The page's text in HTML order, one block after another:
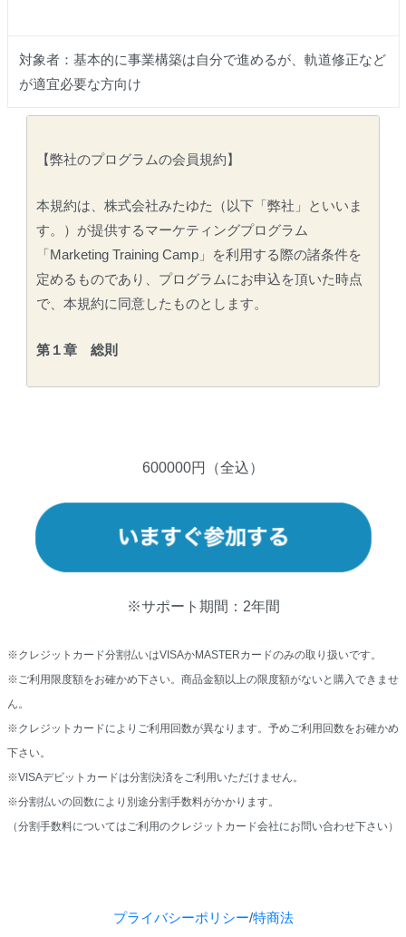
対象者：基本的に事業構築は自分で進めるが、軌道修正など
が適宜必要な方向け
【弊社のプログラムの会員規約】
本規約は、株式会社みたゆた（以下「弊社」といいま
す。）が提供するマーケティングプログラム
「Marketing Training Camp 」を利用する際の諸条件を
定めるものであり、プログラムにお申込を頂いた時点
で、本規約に同意したものとします。
第１章 総則
において成果を出すためのノウハウ提供を行い、会員
発揮するため、ビジネスを実施し、成功させるように
努めるものとします。なお、弊社はビジネスの結果を
保証するものではありません。
第２条（定義）
本規約において、次の用語はそれぞれ以下のように
定義します。
「本プログラム」とは、弊社が提供するマーケ
Camp 」をいい、マーケティング講座、コンサル
ティング講座及びプロデュース講座等を含むも
のとします。
「入会希望者」とは、会員となることを希望す
600000円（全込）
※サポート期間：2年間
※クレジットカード分割払いはVISAかMASTERカードのみの取り扱いです。
※ご利用限度額をお確かめ下さい。商品金額以上の限度額がないと 購入できませ
ん。
※クレジットカードによりご利用回数が異なります。予めご利用回数をお確かめ
下さい。
※VISAデビットカードは分割決済をご利用いただけません。
※分割払いの回数により別途分割手数料がかかります。
（分割手数料についてはご利用のクレジットカード会社にお問い合わせ下さい）
プライバシーポリシー/特商法